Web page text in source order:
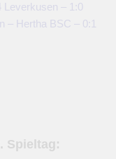
Leverkusen – 1:0
– Hertha BSC – 0:1
Spieltag: